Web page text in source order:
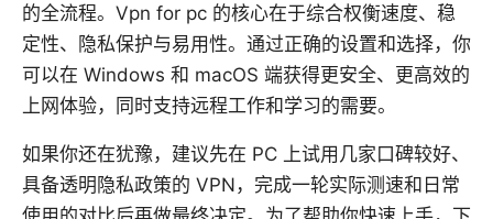
的全流程。Vpn for pc 的核心在于综合权衡速度、稳
定性、隐私保护与易用性。通过正确的设置和选择，你
可以在 Windows 和 macOS 端获得更安全、更高效的
上网体验，同时支持远程工作和学习的需要。
如果你还在犹豫，建议先在 PC 上试用几家口碑较好、
具备透明隐私政策的 VPN，完成一轮实际测速和日常